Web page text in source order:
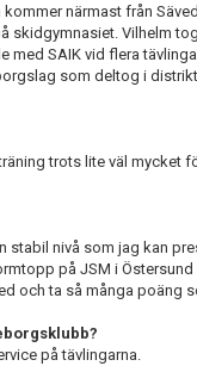
närmast från
skidgymnasiet. Vilhelm
med SAIK vid flera
som deltog i
trots lite väl mycket
stabil nivå som jag kan
på JSM i
och ta så många poäng
på tävlingarna.